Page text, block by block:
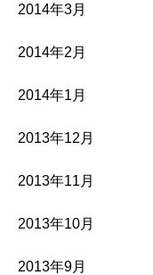
2014年3月
2014年2月
2014年1月
2013年12月
2013年11月
2013年10月
2013年9月